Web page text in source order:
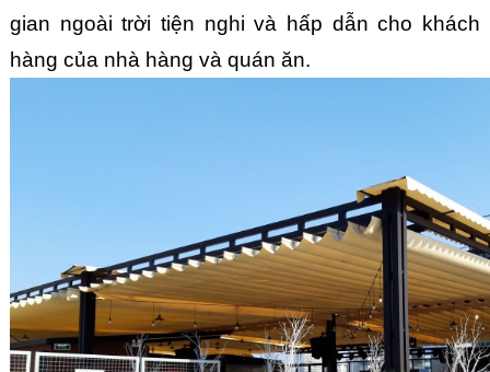
gian ngoài trời tiện nghi và hấp dẫn cho khách
hàng của nhà hàng và quán ăn.